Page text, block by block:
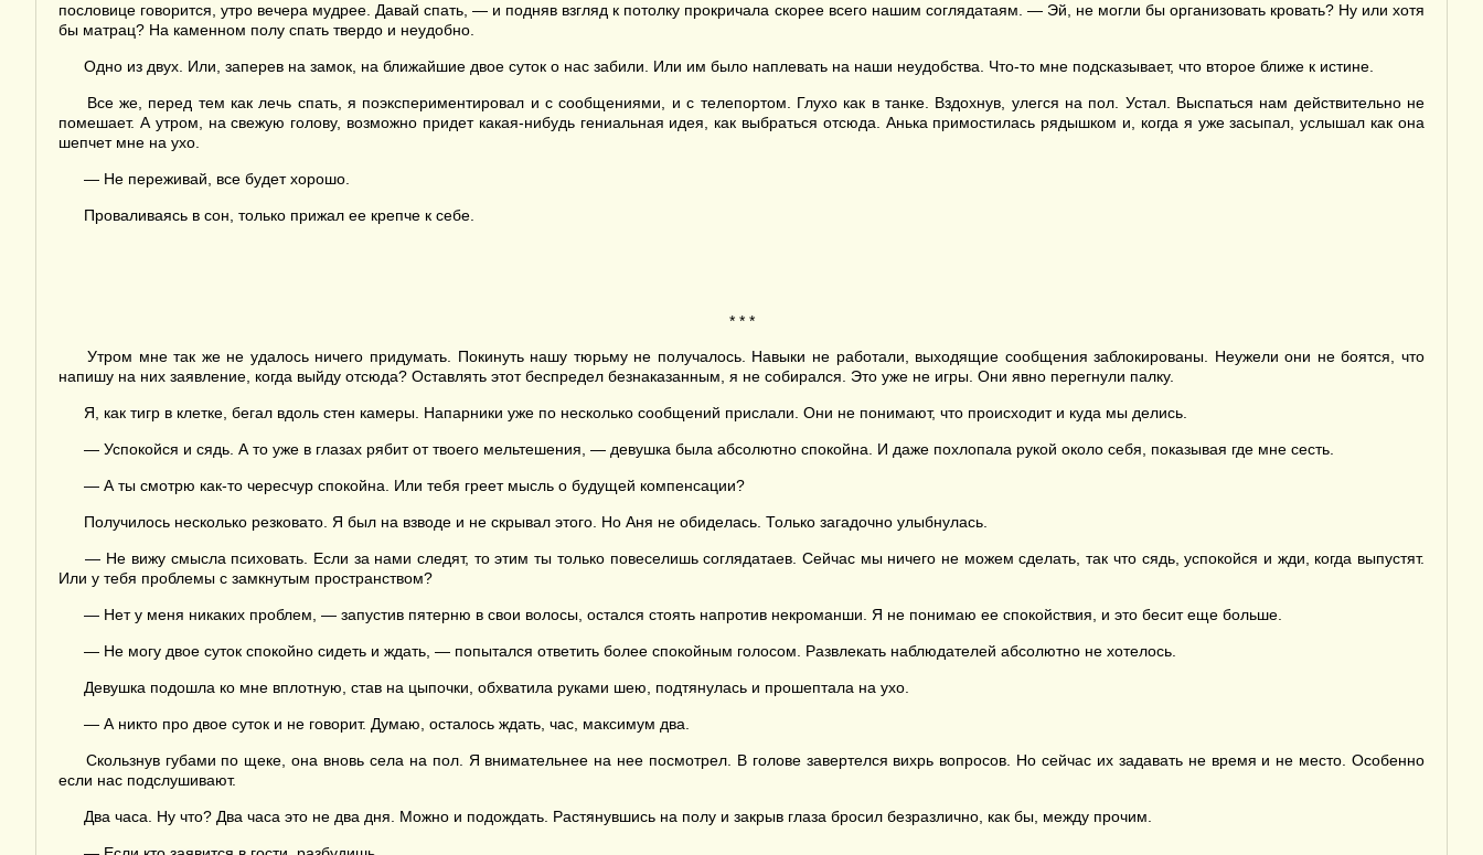
пословице говорится, утро вечера мудрее. Давай спать, — и подняв взгляд к потолку прокричала скорее всего нашим соглядатаям. — Эй, не могли бы организовать кровать? Ну или хотя
бы матрац? На каменном полу спать твердо и неудобно.
Одно из двух. Или, заперев на замок, на ближайшие двое суток о нас забили. Или им было наплевать на наши неудобства. Что-то мне подсказывает, что второе ближе к истине.
Все же, перед тем как лечь спать, я поэкспериментировал и с сообщениями, и с телепортом. Глухо как в танке. Вздохнув, улегся на пол. Устал. Выспаться нам действительно не
помешает. А утром, на свежую голову, возможно придет какая-нибудь гениальная идея, как выбраться отсюда. Анька примостилась рядышком и, когда я уже засыпал, услышал как она
шепчет мне на ухо.
— Не переживай, все будет хорошо.
Проваливаясь в сон, только прижал ее крепче к себе.
* * *
Утром мне так же не удалось ничего придумать. Покинуть нашу тюрьму не получалось. Навыки не работали, выходящие сообщения заблокированы. Неужели они не боятся, что
напишу на них заявление, когда выйду отсюда? Оставлять этот беспредел безнаказанным, я не собирался. Это уже не игры. Они явно перегнули палку.
Я, как тигр в клетке, бегал вдоль стен камеры. Напарники уже по несколько сообщений прислали. Они не понимают, что происходит и куда мы делись.
— Успокойся и сядь. А то уже в глазах рябит от твоего мельтешения, — девушка была абсолютно спокойна. И даже похлопала рукой около себя, показывая где мне сесть.
— А ты смотрю как-то чересчур спокойна. Или тебя греет мысль о будущей компенсации?
Получилось несколько резковато. Я был на взводе и не скрывал этого. Но Аня не обиделась. Только загадочно улыбнулась.
— Не вижу смысла психовать. Если за нами следят, то этим ты только повеселишь соглядатаев. Сейчас мы ничего не можем сделать, так что сядь, успокойся и жди, когда выпустят.
Или у тебя проблемы с замкнутым пространством?
— Нет у меня никаких проблем, — запустив пятерню в свои волосы, остался стоять напротив некроманши. Я не понимаю ее спокойствия, и это бесит еще больше.
— Не могу двое суток спокойно сидеть и ждать, — попытался ответить более спокойным голосом. Развлекать наблюдателей абсолютно не хотелось.
Девушка подошла ко мне вплотную, став на цыпочки, обхватила руками шею, подтянулась и прошептала на ухо.
— А никто про двое суток и не говорит. Думаю, осталось ждать, час, максимум два.
Скользнув губами по щеке, она вновь села на пол. Я внимательнее на нее посмотрел. В голове завертелся вихрь вопросов. Но сейчас их задавать не время и не место. Особенно
если нас подслушивают.
Два часа. Ну что? Два часа это не два дня. Можно и подождать. Растянувшись на полу и закрыв глаза бросил безразлично, как бы, между прочим.